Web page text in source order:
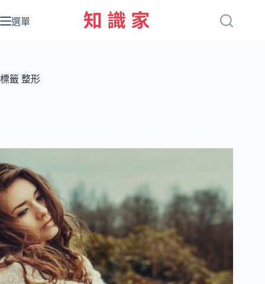
至
容
選單
標籤 整形